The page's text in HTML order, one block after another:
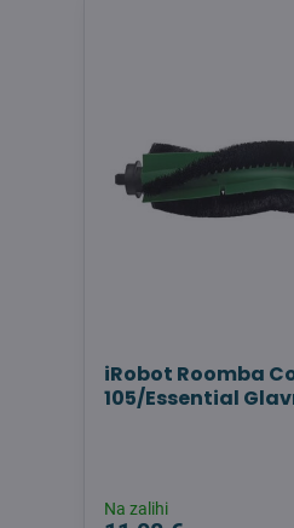
iRobot Roomba
105/Essential
Na zalihi